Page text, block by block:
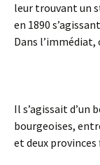
leur trouvant un
en 1890
Dans l’immédiat,
Il s’agissait d’un
bourgeoises,
et deux provinces